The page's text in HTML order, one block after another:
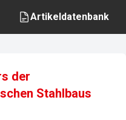
Artikeldatenbank
der
Stahlbaus